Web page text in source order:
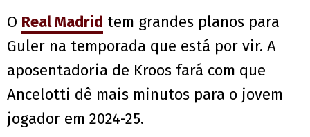
O Real Madrid tem grandes planos para
Guler na temporada que está por vir. A
aposentadoria de Kroos fará com que
Ancelotti dê mais minutos para o jovem
jogador em 2024-25.